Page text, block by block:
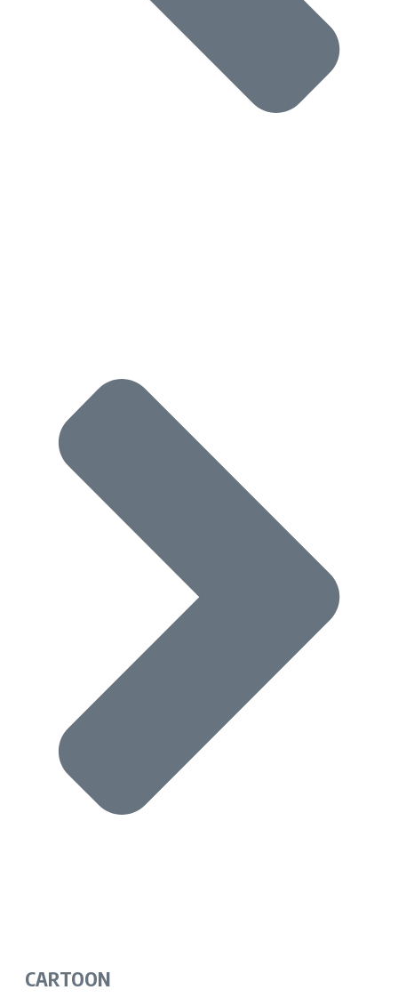
CARTOON